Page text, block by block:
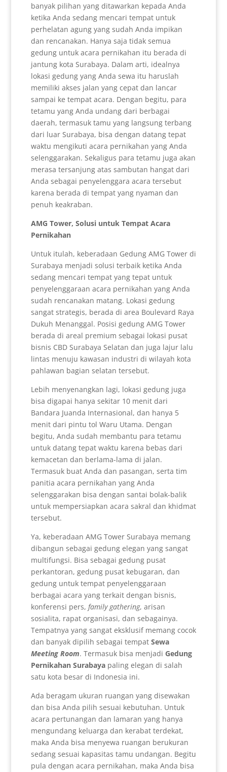
banyak pilihan yang ditawarkan kepada Anda
ketika Anda sedang mencari tempat untuk
perhelatan agung yang sudah Anda impikan
dan rencanakan. Hanya saja tidak semua
gedung untuk acara pernikahan itu berada di
jantung kota Surabaya. Dalam arti, idealnya
lokasi gedung yang Anda sewa itu haruslah
memiliki akses jalan yang cepat dan lancar
sampai ke tempat acara. Dengan begitu, para
tetamu yang Anda undang dari berbagai
daerah, termasuk tamu yang langsung terbang
dari luar Surabaya, bisa dengan datang tepat
waktu mengikuti acara pernikahan yang Anda
selenggarakan. Sekaligus para tetamu juga akan
merasa tersanjung atas sambutan hangat dari
Anda sebagai penyelenggara acara tersebut
karena berada di tempat yang nyaman dan
penuh keakraban.
AMG Tower, Solusi untuk Tempat Acara
Pernikahan
Untuk itulah, keberadaan Gedung AMG Tower di
Surabaya menjadi solusi terbaik ketika Anda
sedang mencari tempat yang tepat untuk
penyelenggaraan acara pernikahan yang Anda
sudah rencanakan matang. Lokasi gedung
sangat strategis, berada di area Boulevard Raya
Dukuh Menanggal. Posisi gedung AMG Tower
berada di areal premium sebagai lokasi pusat
bisnis CBD Surabaya Selatan dan juga lajur lalu
lintas menuju kawasan industri di wilayah kota
pahlawan bagian selatan tersebut.
Lebih menyenangkan lagi, lokasi gedung juga
bisa digapai hanya sekitar 10 menit dari
Bandara Juanda Internasional, dan hanya 5
menit dari pintu tol Waru Utama. Dengan
begitu, Anda sudah membantu para tetamu
untuk datang tepat waktu karena bebas dari
kemacetan dan berlama-lama di jalan.
Termasuk buat Anda dan pasangan, serta tim
panitia acara pernikahan yang Anda
selenggarakan bisa dengan santai bolak-balik
untuk mempersiapkan acara sakral dan khidmat
tersebut.
Ya, keberadaan AMG Tower Surabaya memang
dibangun sebagai gedung elegan yang sangat
multifungsi. Bisa sebagai gedung pusat
perkantoran, gedung pusat kebugaran, dan
gedung untuk tempat penyelenggaraan
berbagai acara yang terkait dengan bisnis,
konferensi pers, family gathering, arisan
sosialita, rapat organisasi, dan sebagainya.
Tempatnya yang sangat eksklusif memang cocok
dan banyak dipilih sebagai tempat Sewa
Meeting Room. Termasuk bisa menjadi Gedung
Pernikahan Surabaya paling elegan di salah
satu kota besar di Indonesia ini.
Ada beragam ukuran ruangan yang disewakan
dan bisa Anda pilih sesuai kebutuhan. Untuk
acara pertunangan dan lamaran yang hanya
mengundang keluarga dan kerabat terdekat,
maka Anda bisa menyewa ruangan berukuran
sedang sesuai kapasitas tamu undangan. Begitu
pula dengan acara pernikahan, maka Anda bisa